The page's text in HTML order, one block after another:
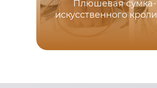
Плюшевая сумка-
искусственного